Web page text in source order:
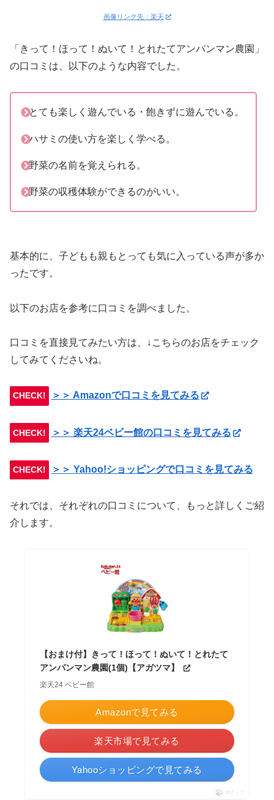
画像リンク先：楽天
「きって！ほって！ぬいて！とれたてアンパンマン農園」
の口コミは、以下のような内容でした。
とても楽しく遊んでいる・飽きずに遊んでいる。
ハサミの使い方を楽しく学べる。
野菜の名前を覚えられる。
野菜の収穫体験ができるのがいい。
基本的に、子どもも親もとっても気に入っている声が多か
ったです。
以下のお店を参考に口コミを調べました。
口コミを直接見てみたい方は、↓こちらのお店をチェック
してみてくださいね。
CHECK! ＞＞ Amazonで口コミを見てみる
CHECK! ＞＞ 楽天24ベビー館の口コミを見てみる
CHECK! ＞＞ Yahoo!ショッピングで口コミを見てみる
それでは、それぞれの口コミについて、もっと詳しくご紹
介します。
【おまけ付】きって！ほって！ぬいて！とれたて
アンパンマン農園(1個)【アガツマ】
楽天24 ベビー館
Amazonで見てみる
楽天市場で見てみる
Yahooショッピングで見てみる
ポチップ